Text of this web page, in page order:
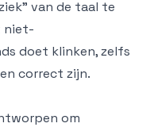
van de taal te
niet-
doet klinken, zelfs
correct zijn.
om